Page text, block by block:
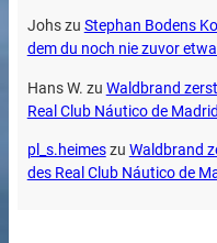
Johszu Stephan Bodens
dem du noch nie zuvor
Hans W. zu Waldbrand
Real Club Náutico de Madrid
pl_s.heimeszu Waldbrand
des Real Club Náutico de